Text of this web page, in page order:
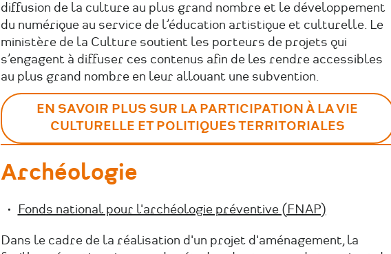
diffusion de la culture au plus grand nombre et le développement
du numérique au service de l’éducation artistique et culturelle. Le
ministère de la Culture soutient les porteurs de projets qui
s’engagent à diffuser ces contenus afin de les rendre accessibles
au plus grand nombre en leur allouant une subvention.
EN SAVOIR PLUS SUR LA PARTICIPATION À LA VIE
CULTURELLE ET POLITIQUES TERRITORIALES
Archéologie
Fonds national pour l'archéologie préventive (FNAP)
Dans le cadre de la réalisation d'un projet d'aménagement, la